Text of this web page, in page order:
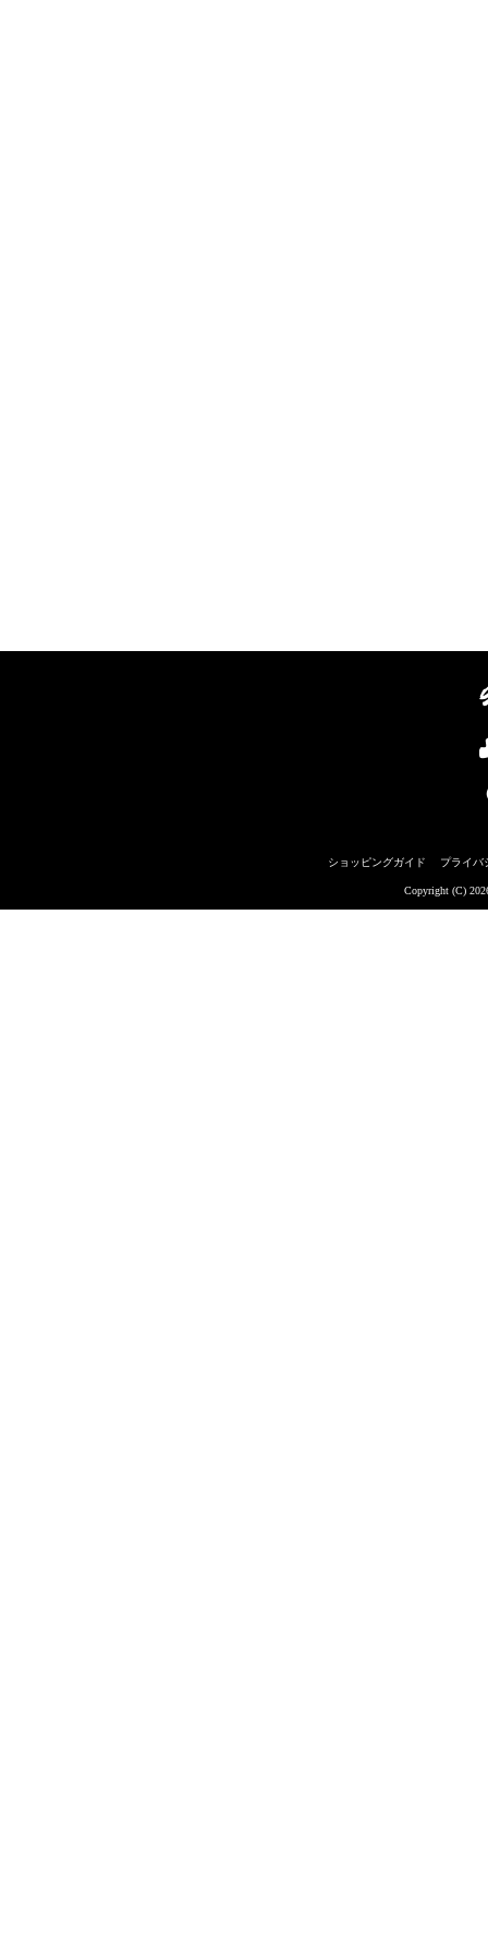
ショッピングガイド プライバ
Copyright (C)